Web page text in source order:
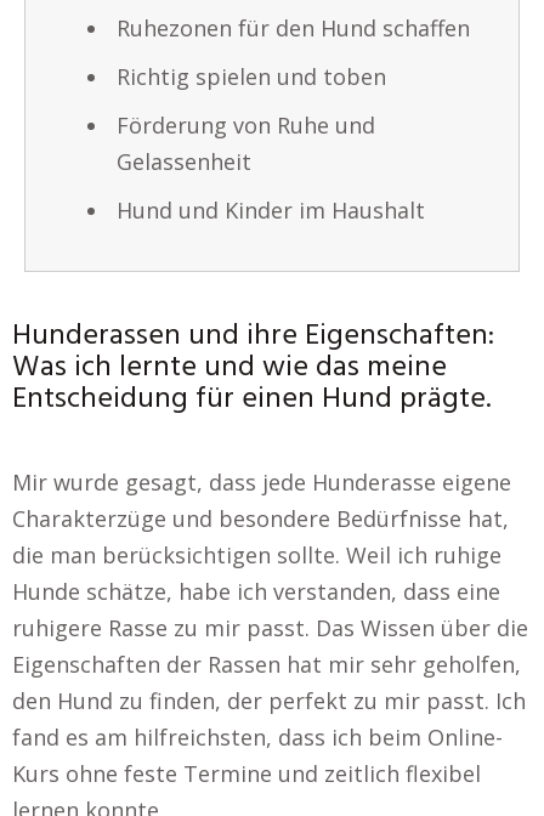
Ruhezonen für den Hund schaffen
Richtig spielen und toben
Förderung von Ruhe und
Gelassenheit
Hund und Kinder im Haushalt
Hunderassen und ihre Eigenschaften:
Was ich lernte und wie das meine
Entscheidung für einen Hund prägte.
Mir wurde gesagt, dass jede Hunderasse eigene
Charakterzüge und besondere Bedürfnisse hat,
die man berücksichtigen sollte. Weil ich ruhige
Hunde schätze, habe ich verstanden, dass eine
ruhigere Rasse zu mir passt. Das Wissen über die
Eigenschaften der Rassen hat mir sehr geholfen,
den Hund zu finden, der perfekt zu mir passt. Ich
fand es am hilfreichsten, dass ich beim Online-
Kurs ohne feste Termine und zeitlich flexibel
lernen konnte.